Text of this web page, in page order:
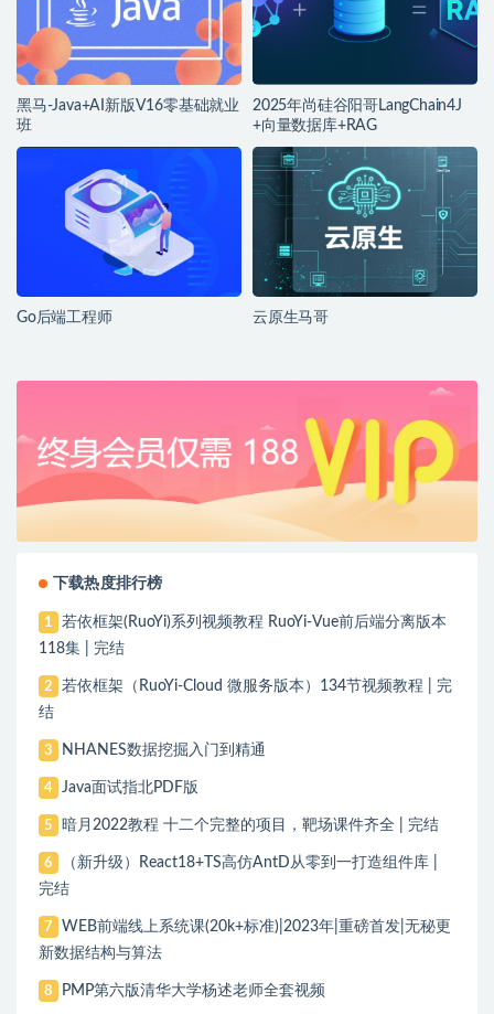
黑马-Java+AI新版V16零基础就业
班
2025年尚硅谷阳哥LangChain4J
+向量数据库+RAG
Go后端工程师 云原生马哥
下载热度排行榜
1
若依框架(RuoYi)系列视频教程 RuoYi-Vue前后端分离版本
118集 | 完结
2
若依框架（RuoYi-Cloud 微服务版本）134节视频教程 | 完
结
3 NHANES数据挖掘入门到精通
4 Java面试指北PDF版
5 暗月2022教程 十二个完整的项目，靶场课件齐全 | 完结
6
（新升级）React18+TS高仿AntD从零到一打造组件库 |
完结
7
WEB前端线上系统课(20k+标准)|2023年|重磅首发|无秘更
新数据结构与算法
8 PMP第六版清华大学杨述老师全套视频